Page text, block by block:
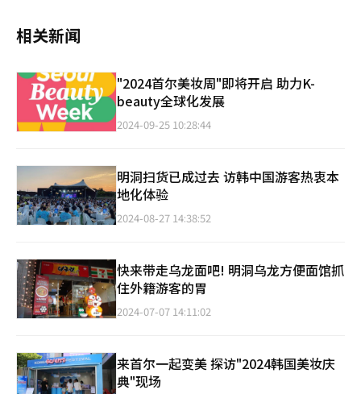
相关新闻
"2024首尔美妆周"即将开启 助力K-
beauty全球化发展
2024-09-25 10:28:44
明洞扫货已成过去 访韩中国游客热衷本
地化体验
2024-08-27 14:38:52
快来带走乌龙面吧! 明洞乌龙方便面馆抓
住外籍游客的胃
2024-07-07 14:11:02
来首尔一起变美 探访"2024韩国美妆庆
典"现场